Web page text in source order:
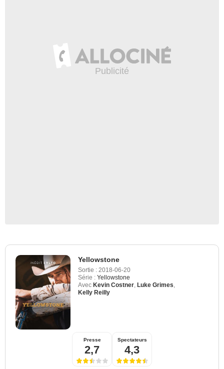
Yellowstone
Sortie : 2018-06-20
Série : Yellowstone
Avec Kevin Costner Luke Grimes
Kelly Reilly
Presse
2,7
Spectateurs
4,3